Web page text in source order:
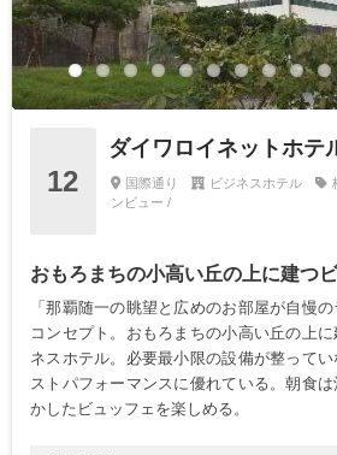
12
ダイワロイネットホテ
国際通り ビジネスホテル
ンビュー /
おもろまちの小高い丘の上に建つ
「那覇随一の眺望と広めのお部屋が自慢
コンセプト。おもろまちの小高い丘の上
ネスホテル。必要最小限の設備が整って
ストパフォーマンスに優れている。朝食
かしたビュッフェを楽しめる。